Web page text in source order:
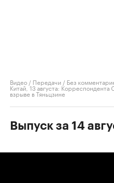
Видео / Передачи / Без
Китай, 13 августа:
взрыве в Тяньцзине
Выпуск за 14